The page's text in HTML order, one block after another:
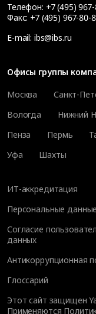
Телефон: +7 (495)
Факс: +7 (495) 967-80-
E-mail: ibs@ibs.ru
Офисы группы
Москва
Санкт-
Вологда
Нижний
Пенза
Пермь
Уфа
Шахты
ИТ-аккредитация
Персональные
Согласие
данных
Антикоррупционная
Глоссарий
Этот сайт защищен
Применяются